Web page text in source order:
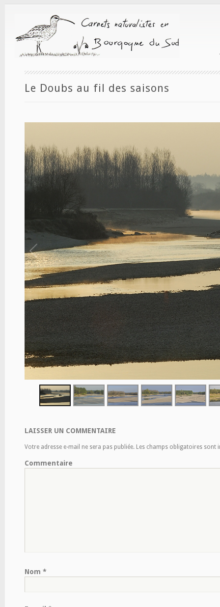
Le Doubs au fil des saisons
LAISSER UN COMMENTAIRE
Votre adresse e-mail ne sera pas publiée. Les champs obligatoires sont
Commentaire
Nom *